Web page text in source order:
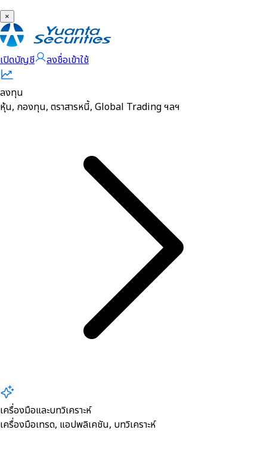
×
เปิดบัญชี ลงชื่อเข้าใช้
ลงทุน
หุ้น, กองทุน, ตราสารหนี้, Global Trading ฯลฯ
เครื่องมือและบทวิเคราะห์
เครื่องมือเทรด, ​แอปพลิเคชัน, บทวิเคราะห์